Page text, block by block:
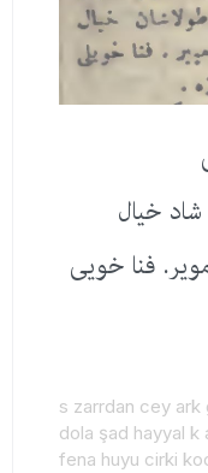
خیال
فنا خویی
s zarrdan cey ark
dola şad hayyal k
fena huyu cirki